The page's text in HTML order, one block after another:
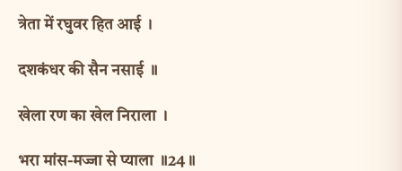
त्रेता में रघुवर हित आई ।
दशकंधर की सैन नसाई ॥
खेला रण का खेल निराला ।
भरा मांस-मज्जा से प्याला ॥24॥